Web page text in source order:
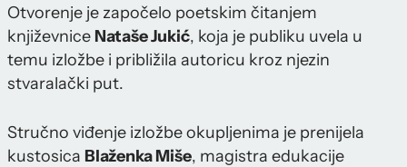
Otvorenje je započelo poetskim čitanjem
književnice Nataše Jukić, koja je publiku uvela u
temu izložbe i približila autoricu kroz njezin
stvaralački put.
Stručno viđenje izložbe okupljenima je prenijela
kustosica Blaženka Miše, magistra edukacije